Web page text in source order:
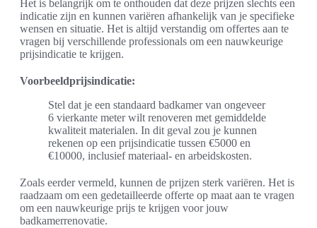
Het is belangrijk om te onthouden dat deze prijzen slechts een
indicatie zijn en kunnen variëren afhankelijk van je specifieke
wensen en situatie. Het is altijd verstandig om offertes aan te
vragen bij verschillende professionals om een nauwkeurige
prijsindicatie te krijgen.
Voorbeeldprijsindicatie:
Stel dat je een standaard badkamer van ongeveer
6 vierkante meter wilt renoveren met gemiddelde
kwaliteit materialen. In dit geval zou je kunnen
rekenen op een prijsindicatie tussen €5000 en
€10000, inclusief materiaal- en arbeidskosten.
Zoals eerder vermeld, kunnen de prijzen sterk variëren. Het is
raadzaam om een gedetailleerde offerte op maat aan te vragen
om een nauwkeurige prijs te krijgen voor jouw
badkamerrenovatie.